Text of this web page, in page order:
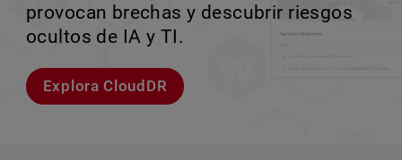
entornos empresariales de alta velocidad.
provocan brechas y descubrir riesgos
ocultos de IA y TI.
Explora CloudDR
escalar sin perder ningún pas
Conozcan a Rai
crecimiento escalable.
Conozca WatchGuard EDR